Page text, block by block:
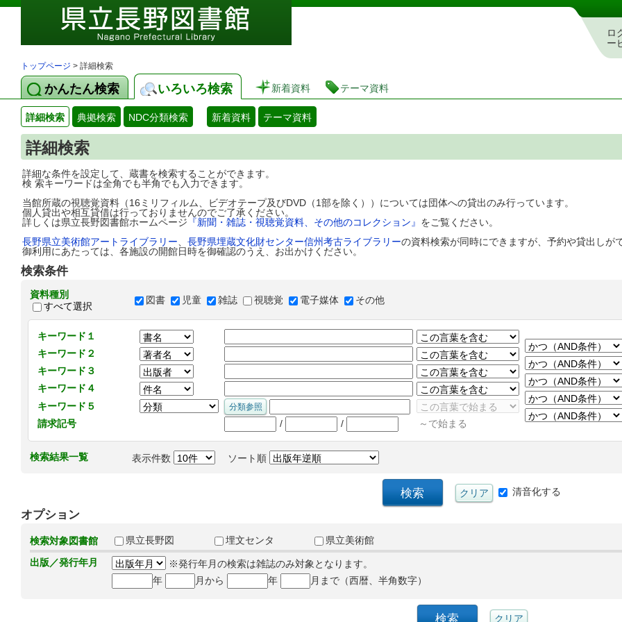
図書館 蔵書検索・予約システム
ロ
ー
トップページ > 詳細検索
かんたん検索 いろいろ検索 新着資料 テーマ資料
詳細検索 典拠検索 NDC分類検索 新着資料 テーマ資料
詳細検索
詳細な条件を設定して、蔵書を検索することができます。
検 索キーワードは全角でも半角でも入力できます。
当館所蔵の視聴覚資料（16ミリフィルム、ビデオテープ及びDVD（1部を除く））については団体への貸出のみ行っています。
個人貸出や相互貸借は行っておりませんのでご了承ください。
詳しくは県立長野図書館ホームページ 『新聞・雑誌・視聴覚資料、その他のコレクション』 をご覧ください。
長野県立美術館アートライブラリー
長野県埋蔵文化財センター信州考古ライブラリーの資料検索が同時にできますが、予約や貸出しが
御利用にあたっては、各施設の開館日時を御確認のうえ、お出かけください。
検索条件
資料種別
すべて選択
図書 児童 雑誌 視聴覚 電子媒体 その他
キーワード１
キーワード２
キーワード３
キーワード４
キーワード５
請求記号
/ / ～で始まる
検索結果一覧 表示件数 ソート順
清音化する
オプション
検索対象図書館 県立長野図 埋文センタ
県立美術館
出版／発行年月
※発行年月の検索は雑誌のみ対象となります。
年
月から 年 月まで（西暦、半角数字）